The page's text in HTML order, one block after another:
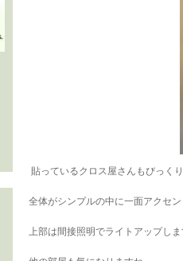
貼っているクロス屋さんもびっく
全体がシンプルの中に一面アクセ
上部は間接照明でライトアップし